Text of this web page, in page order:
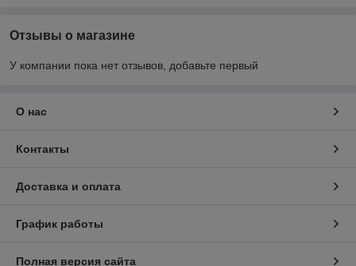
Отзывы о магазине
У компании пока нет отзывов, добавьте первый
О нас
Контакты
Доставка и оплата
График работы
Полная версия сайта